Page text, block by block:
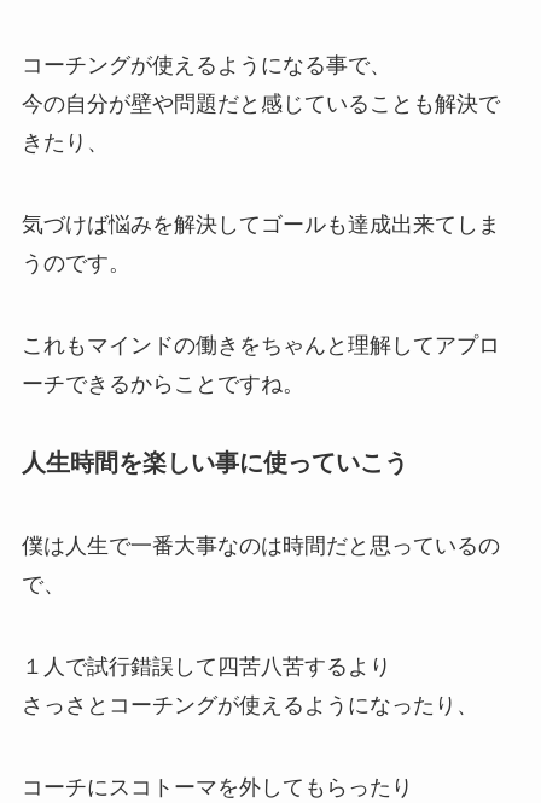
コーチングが使えるようになる事で、
今の自分が壁や問題だと感じていることも解決で
きたり、
気づけば悩みを解決してゴールも達成出来てしま
うのです。
これもマインドの働きをちゃんと理解してアプロ
ーチできるからことですね。
人生時間を楽しい事に使っていこう
僕は人生で一番大事なのは時間だと思っているの
で、
１人で試行錯誤して四苦八苦するより
さっさとコーチングが使えるようになったり、
コーチにスコトーマを外してもらったり